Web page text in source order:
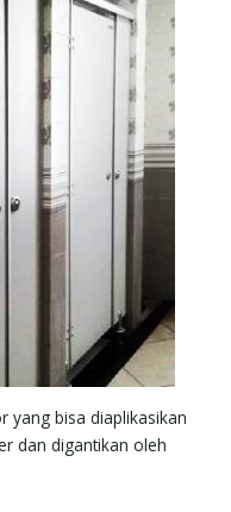
yang bisa diaplikasikan
dan digantikan oleh